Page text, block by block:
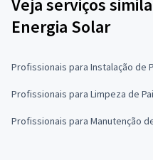
Veja serviços
Energia Solar
Profissionais para Instalação de
Profissionais para Limpeza de
Profissionais para Manutenção